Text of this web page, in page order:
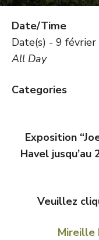
Date/Time
Date(s) - 9
All Day
Categories
Exposition
Havel
Veuillez
Mireille